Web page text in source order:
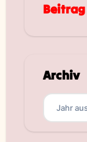
Archiv
Archiv